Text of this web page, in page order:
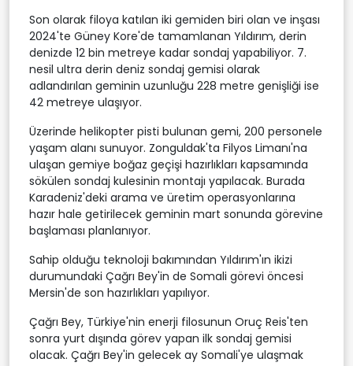
Son olarak filoya katılan iki gemiden biri olan ve inşası
2024'te Güney Kore'de tamamlanan Yıldırım, derin
denizde 12 bin metreye kadar sondaj yapabiliyor. 7.
nesil ultra derin deniz sondaj gemisi olarak
adlandırılan geminin uzunluğu 228 metre genişliği ise
42 metreye ulaşıyor.
Üzerinde helikopter pisti bulunan gemi, 200 personele
yaşam alanı sunuyor. Zonguldak'ta Filyos Limanı'na
ulaşan gemiye boğaz geçişi hazırlıkları kapsamında
sökülen sondaj kulesinin montajı yapılacak. Burada
Karadeniz'deki arama ve üretim operasyonlarına
hazır hale getirilecek geminin mart sonunda görevine
başlaması planlanıyor.
Sahip olduğu teknoloji bakımından Yıldırım'ın ikizi
durumundaki Çağrı Bey'in de Somali görevi öncesi
Mersin'de son hazırlıkları yapılıyor.
Çağrı Bey, Türkiye'nin enerji filosunun Oruç Reis'ten
sonra yurt dışında görev yapan ilk sondaj gemisi
olacak. Çağrı Bey'in gelecek ay Somali'ye ulaşmak